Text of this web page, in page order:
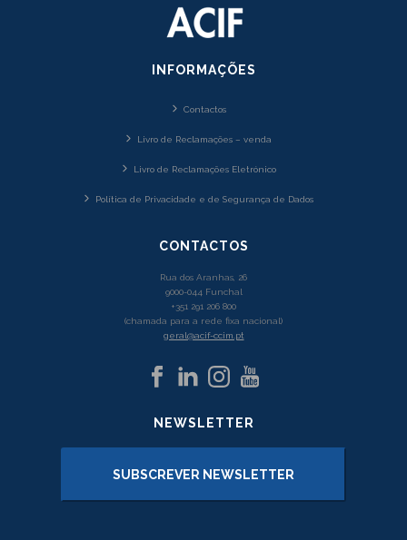
INFORMAÇÕES
Contactos
Livro de Reclamações – venda
Livro de Reclamações Eletrónico
Política de Privacidade e de Segurança de Dados
CONTACTOS
Rua dos Aranhas, 26
9000-044 Funchal
+351 291 206 800
(chamada para a rede fixa nacional)
geral@acif-ccim.pt
NEWSLETTER
SUBSCREVER NEWSLETTER